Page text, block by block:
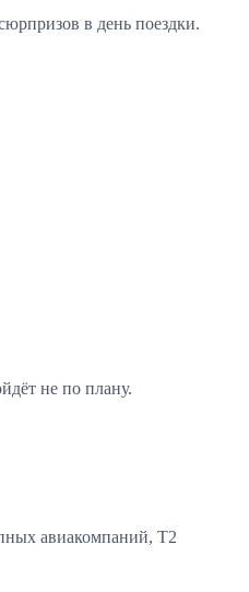
в день поездки.
не по плану.
авиакомпаний, T2